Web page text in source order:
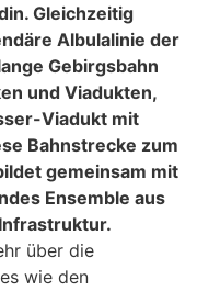
Gleichzeitig
Albulalinie der
Gebirgsbahn
und Viadukten,
Viadukt mit
Bahnstrecke zum
gemeinsam mit
Ensemble aus
über die
wie den